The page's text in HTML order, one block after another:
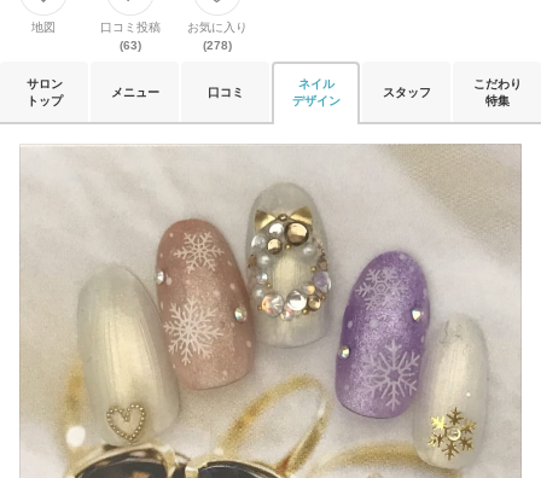
地図
口コミ投稿
(63)
お気に入り
(278)
サロン
トップ
メニュー 口コミ
ネイル
デザイン
スタッフ
こだわり
特集